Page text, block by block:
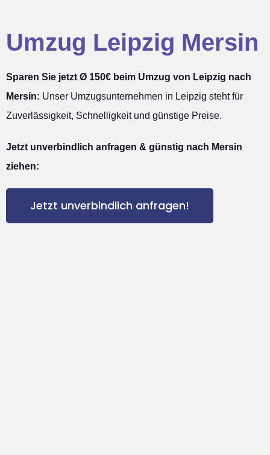
Umzug Leipzig Mersin
Sparen Sie jetzt Ø 150€ beim Umzug von Leipzig nach
Mersin: Unser Umzugsunternehmen in Leipzig steht für
Zuverlässigkeit, Schnelligkeit und günstige Preise.
Jetzt unverbindlich anfragen & günstig nach Mersin
ziehen:
Jetzt unverbindlich anfragen!